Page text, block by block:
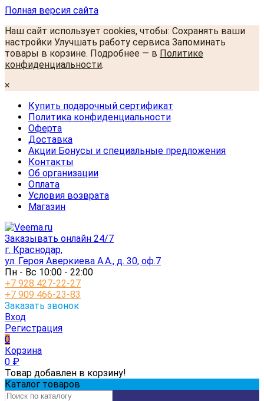
Полная версия сайта
Наш сайт использует cookies, чтобы: Сохранять ваши
настройки Улучшать работу сервиса Запоминать
товары в корзине. Подробнее — в Политике
конфиденциальности.
×
Купить подарочный сертификат
Политика конфиденциальности
Оферта
Доставка
Акции Бонусы и специальные предложения
Контакты
Об организации
Оплата
Условия возврата
Магазин
Заказывать онлайн 24/7
г. Краснодар,
ул. Героя Аверкиева А.А., д. 30, оф.7
Пн - Вс 10:00 - 22:00
+7 928 427-22-27
+7 909 466-23-83
Заказать звонок
Вход
Регистрация
0
Корзина
0 ₽
Товар добавлен в корзину!
Каталог товаров